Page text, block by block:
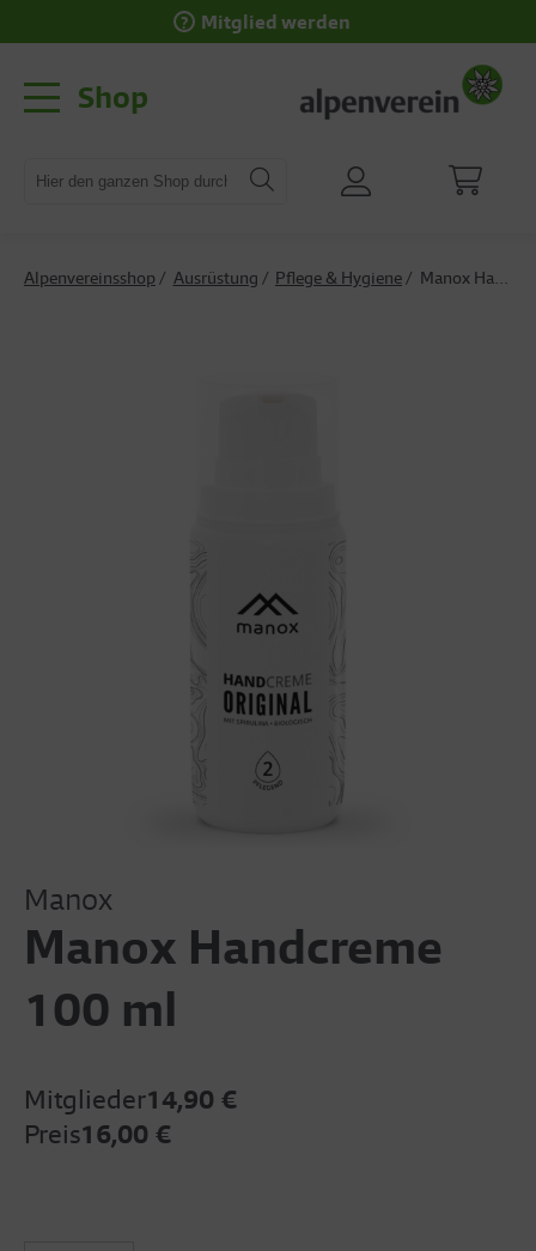
Mitglied werden
Shop
Alpenvereinsshop Ausrüstung Pflege & Hygiene Manox Handcreme 100 ml
Manox
Manox Handcreme
100 ml
Mitglieder14,90 €
Preis16,00 €